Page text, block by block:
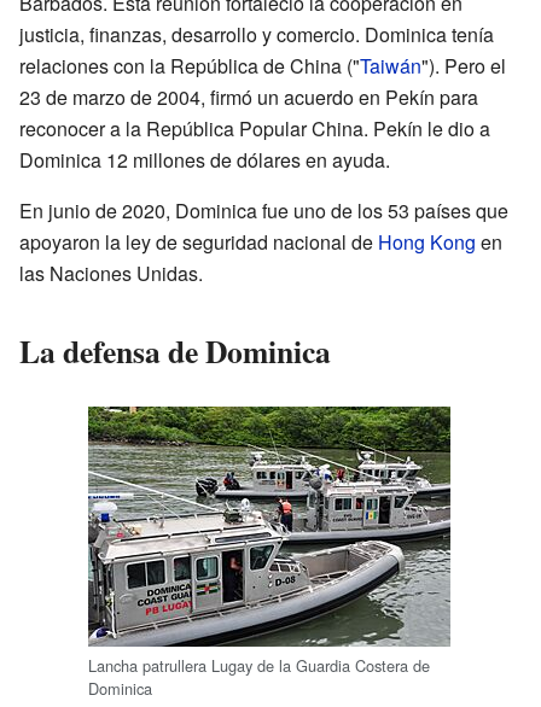
justicia, finanzas, desarrollo y comercio. Dominica tenía
relaciones con la República de China ("Taiwán"). Pero el
23 de marzo de 2004, firmó un acuerdo en Pekín para
reconocer a la República Popular China. Pekín le dio a
Dominica 12 millones de dólares en ayuda.
En junio de 2020, Dominica fue uno de los 53 países que
apoyaron la ley de seguridad nacional de Hong Kong en
las Naciones Unidas.
La defensa de Dominica
Lancha patrullera Lugay de la Guardia Costera de
Dominica